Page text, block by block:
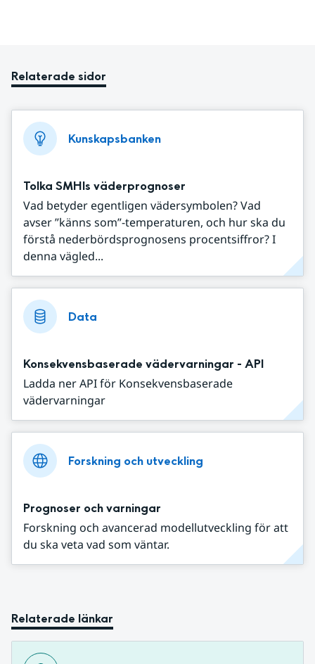
Relaterade sidor
Kunskapsbanken
Tolka SMHIs väderprognoser
Vad betyder egentligen vädersymbolen? Vad
avser ”känns som”-temperaturen, och hur ska du
förstå nederbördsprognosens procentsiffror? I
denna vägled...
Data
Konsekvensbaserade vädervarningar - API
Ladda ner API för Konsekvensbaserade
vädervarningar
Forskning och utveckling
Prognoser och varningar
Forskning och avancerad modellutveckling för att
du ska veta vad som väntar.
Relaterade länkar